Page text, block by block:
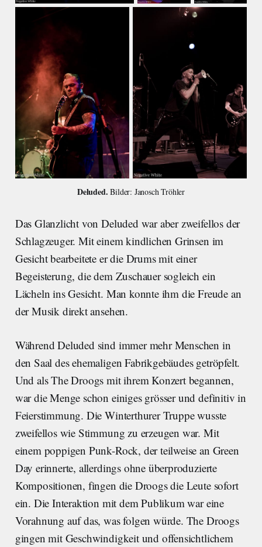
Deluded. Bilder: Janosch Tröhler
Das Glanzlicht von Deluded war aber zweifellos der
Schlagzeuger. Mit einem kindlichen Grinsen im
Gesicht bearbeitete er die Drums mit einer
Begeisterung, die dem Zuschauer sogleich ein
Lächeln ins Gesicht. Man konnte ihm die Freude an
der Musik direkt ansehen.
Während Deluded sind immer mehr Menschen in
den Saal des ehemaligen Fabrikgebäudes getröpfelt.
Und als The Droogs mit ihrem Konzert begannen,
war die Menge schon einiges grösser und definitiv in
Feierstimmung. Die Winterthurer Truppe wusste
zweifellos wie Stimmung zu erzeugen war. Mit
einem poppigen Punk-Rock, der teilweise an Green
Day erinnerte, allerdings ohne überproduzierte
Kompositionen, fingen die Droogs die Leute sofort
ein. Die Interaktion mit dem Publikum war eine
Vorahnung auf das, was folgen würde. The Droogs
gingen mit Geschwindigkeit und offensichtlichem